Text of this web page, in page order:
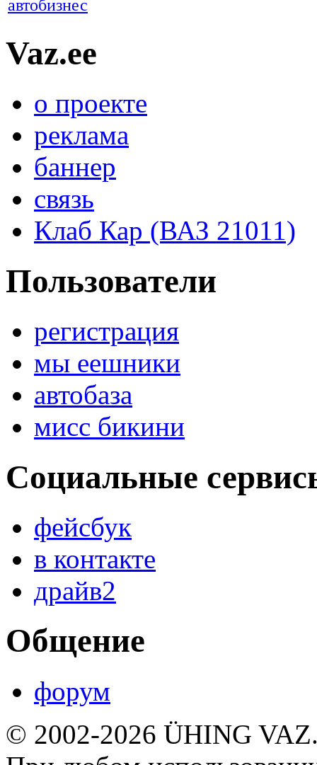
автобизнес
Vaz.ee
о проекте
реклама
баннер
связь
Клаб Кар (ВАЗ 21011)
Пользователи
регистрация
мы еешники
автобаза
мисс бикини
Социальные
фейсбук
в контакте
драйв2
Общение
форум
© 2002-2026 ÜHING